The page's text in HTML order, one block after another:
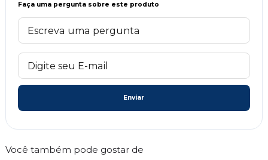
Faça uma pergunta sobre este produto
Enviar
Você também pode gostar de